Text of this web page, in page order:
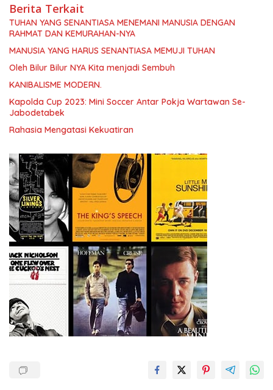
Berita Terkait
TUHAN YANG SENANTIASA MENEMANI MANUSIA DENGAN
RAHMAT DAN KEMURAHAN-NYA
MANUSIA YANG HARUS SENANTIASA MEMUJI TUHAN
Oleh Bilur Bilur NYA Kita menjadi Sembuh
KANIBALISME MODERN.
Kapolda Cup 2023: Mini Soccer Antar Pokja Wartawan Se-
Jabodetabek
Rahasia Mengatasi Kekuatiran